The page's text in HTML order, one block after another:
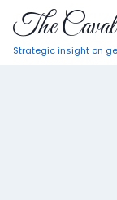
Pular
paraThe
Strategic insight on